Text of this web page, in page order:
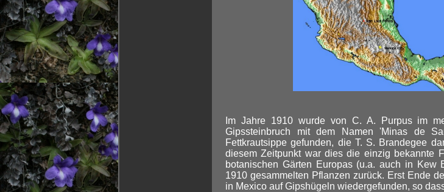
Im Jahre 1910 wurde von C. A. Purpus im
Gipssteinbruch mit dem Namen 'Minas de
Fettkrautsippe gefunden, die T. S. Brandegee
diesem Zeitpunkt war dies die einzig bekannte
botanischen Gärten Europas (u.a. auch in
1910 gesammelten Pflanzen zurück. Erst Ende
in Mexico auf Gipshügeln wiedergefunden, so